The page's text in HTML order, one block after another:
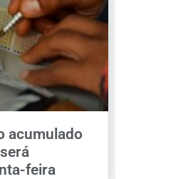
acumulado
feira